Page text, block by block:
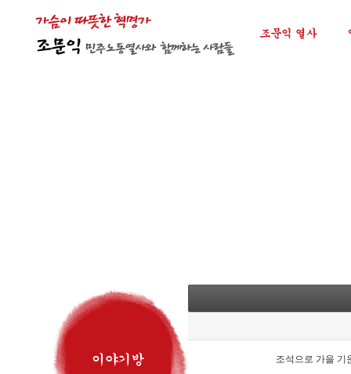
조석으로 가을 기